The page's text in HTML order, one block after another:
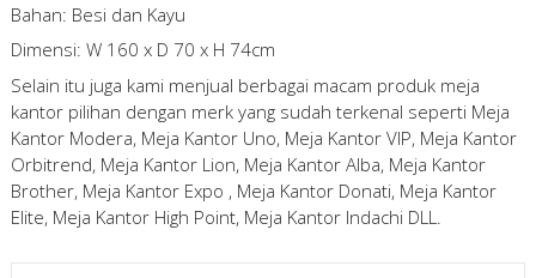
Bahan: Besi dan Kayu
Dimensi: W 160 x D 70 x H 74cm
Selain itu juga kami menjual berbagai macam produk meja
kantor pilihan dengan merk yang sudah terkenal seperti Meja
Kantor Modera, Meja Kantor Uno, Meja Kantor VIP, Meja Kantor
Orbitrend, Meja Kantor Lion, Meja Kantor Alba, Meja Kantor
Brother, Meja Kantor Expo , Meja Kantor Donati, Meja Kantor
Elite, Meja Kantor High Point, Meja Kantor Indachi DLL.